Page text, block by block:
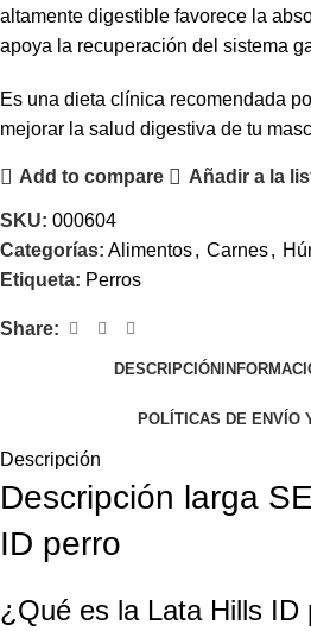
altamente digestible favorece la
apoya la recuperación del sistema
Es una dieta clínica recomendada
mejorar la salud digestiva de tu
Add to compare Añadir a la
SKU: 000604
Categorías: Alimentos, Carnes,
Etiqueta: Perros
Share:
DESCRIPCIÓN
POLÍTICAS DE ENVÍO
Descripción
Descripción larga
ID perro
¿Qué es la Lata Hills ID